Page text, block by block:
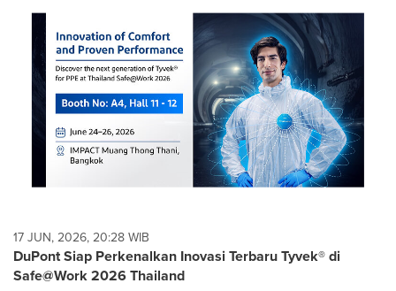
17 JUN, 2026, 20:28 WIB
DuPont Siap Perkenalkan Inovasi Terbaru Tyvek® di
Safe@Work 2026 Thailand